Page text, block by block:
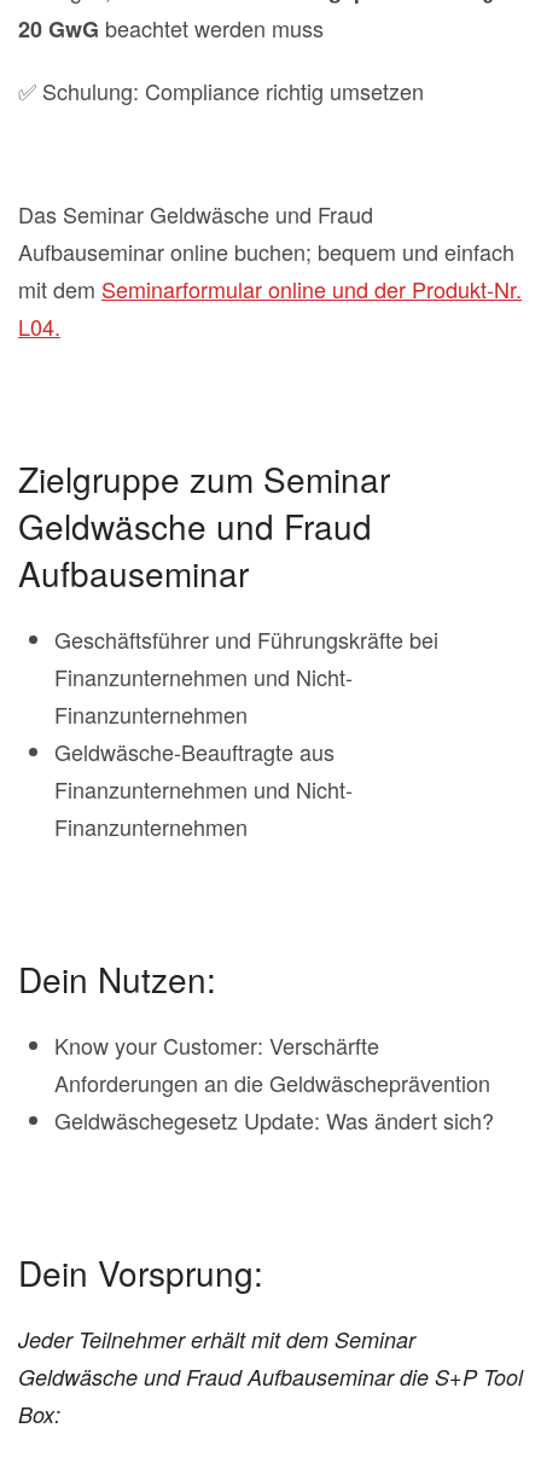
20 GwG beachtet werden muss
✅ Schulung: Compliance richtig umsetzen
Das Seminar Geldwäsche und Fraud
Aufbauseminar online buchen; bequem und einfach
mit dem Seminarformular online und der Produkt-Nr.
L04.
Zielgruppe zum Seminar
Geldwäsche und Fraud
Aufbauseminar
Geschäftsführer und Führungskräfte bei
Finanzunternehmen und Nicht-
Finanzunternehmen
Geldwäsche-Beauftragte aus
Finanzunternehmen und Nicht-
Finanzunternehmen
Dein Nutzen:
Know your Customer: Verschärfte
Anforderungen an die Geldwäscheprävention
Geldwäschegesetz Update: Was ändert sich?
Dein Vorsprung:
Jeder Teilnehmer erhält mit dem Seminar
Geldwäsche und Fraud Aufbauseminar die S+P Tool
Box: